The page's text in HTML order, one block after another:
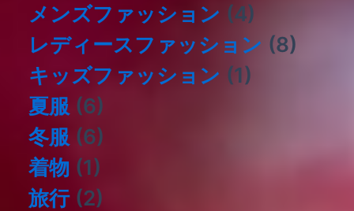
メンズファッション (4)
レディースファッション (8)
キッズファッション (1)
夏服 (6)
冬服 (6)
着物 (1)
旅行(2)